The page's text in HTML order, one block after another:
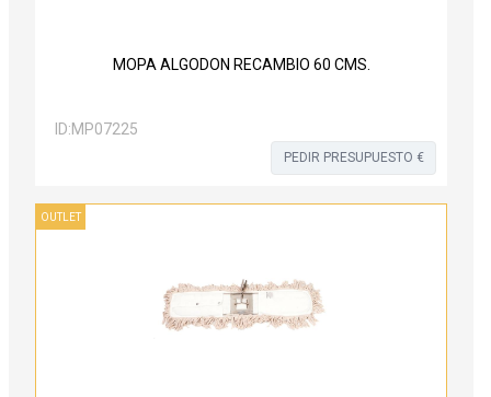
MOPA ALGODON RECAMBIO 60 CMS.
ID:MP07225
PEDIR PRESUPUESTO €
OUTLET